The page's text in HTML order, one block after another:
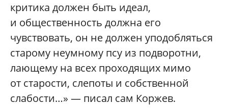
критика должен быть идеал,
и общественность должна его
чувствовать, он не должен уподобляться
старому неумному псу из подворотни,
лающему на всех проходящих мимо
от старости, слепоты и собственной
слабости…» — писал сам Коржев.